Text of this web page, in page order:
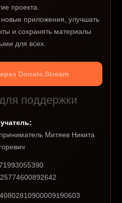
проекта.
новые приложения, улучшать
и сохранять материалы
для всех.
Donate.Stream
поддержки
Митяев Никита
40802810900009190603